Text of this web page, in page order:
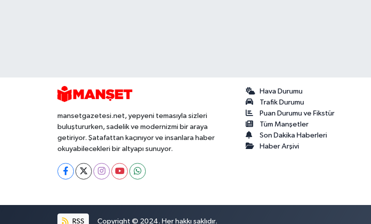
mansetgazetesi.net, yepyeni temasıyla sizleri
buluştururken, sadelik ve modernizmi bir araya
getiriyor. Şatafattan kaçınıyor ve insanlara haber
okuyabilecekleri bir altyapı sunuyor.
Hava Durumu
Trafik Durumu
Puan Durumu ve Fikstür
Tüm Manşetler
Son Dakika Haberleri
Haber Arşivi
RSS Copyright © 2024. Her hakkı saklıdır.